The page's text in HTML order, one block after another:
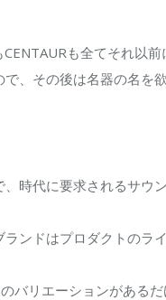
も全てそれ以
、その後は名器の名を
時代に要求されるサウ
ンドはプロダクトのラ
バリエーションがある